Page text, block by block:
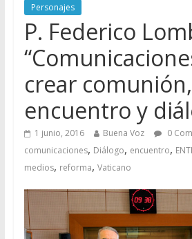
Personajes
P. Federico
crear comunión,
encuentro y
1 junio, 2016 Buena Voz
0
comunicaciones, Diálogo, encuentro,
medios, reforma, Vaticano